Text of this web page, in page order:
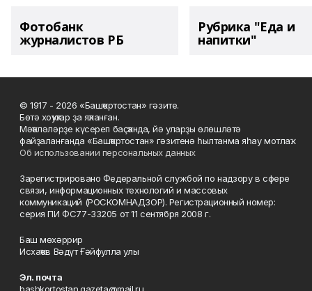
Фотобанк
журналистов РБ
Рубрика "Еда и
напитки"
© 1917 - 2026 «Башҡортостан» гәзите.
Бөтә хоҡуҡтар ҙа яҡланған.
Мәҡәләләрҙе күсереп баҫҡанда, йә уларҙы өлөшләтә
файҙаланғанда «Башҡортостан» гәзитенә һылтанма яһау мотлаҡ.
Об использовании персональных данных
Зарегистрировано Федеральной службой по надзору в сфере
связи, информационных технологий и массовых
коммуникаций (РОСКОМНАДЗОР). Регистрационный номер:
серия ПИ ФС77-33205 от 11 сентября 2008 г.
Баш мөхәррир
Исхаҡов Вәдүт Ғәйфулла улы
Эл. почта